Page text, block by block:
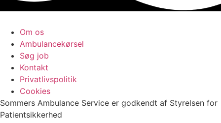
Om os
Ambulancekørsel
Søg job
Kontakt
Privatlivspolitik
Cookies
Sommers Ambulance Service er godkendt af Styrelsen for
Patientsikkerhed